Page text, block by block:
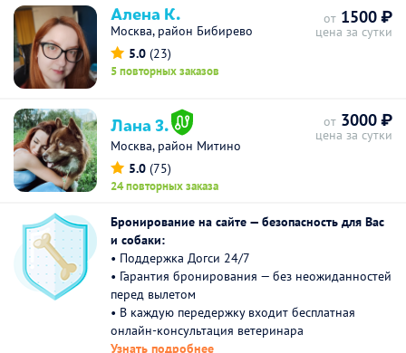
Алена К.
Москва, район Бибирево
5.0 (23)
5 повторных заказов
от 1500 ₽
цена за сутки
Лана З.
Москва, район Митино
5.0 (75)
24 повторных заказа
от 3000 ₽
цена за сутки
Бронирование на сайте — безопасность для Вас
и собаки:
• Поддержка Догси 24/7
• Гарантия бронирования — без неожиданностей
перед вылетом
• В каждую передержку входит бесплатная
онлайн-консультация ветеринара
Узнать подробнее